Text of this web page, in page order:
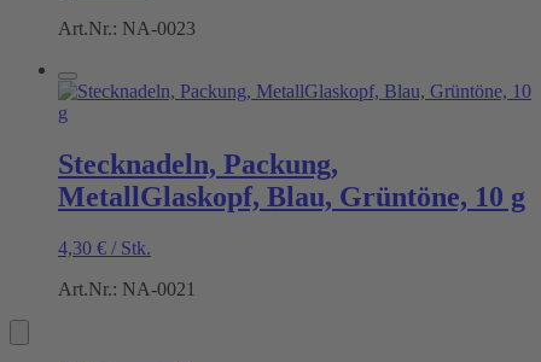
Art.Nr.: NA-0023
Stecknadeln, Packung,
MetallGlaskopf, Blau, Grüntöne, 10 g
4,30 € / Stk.
Art.Nr.: NA-0021